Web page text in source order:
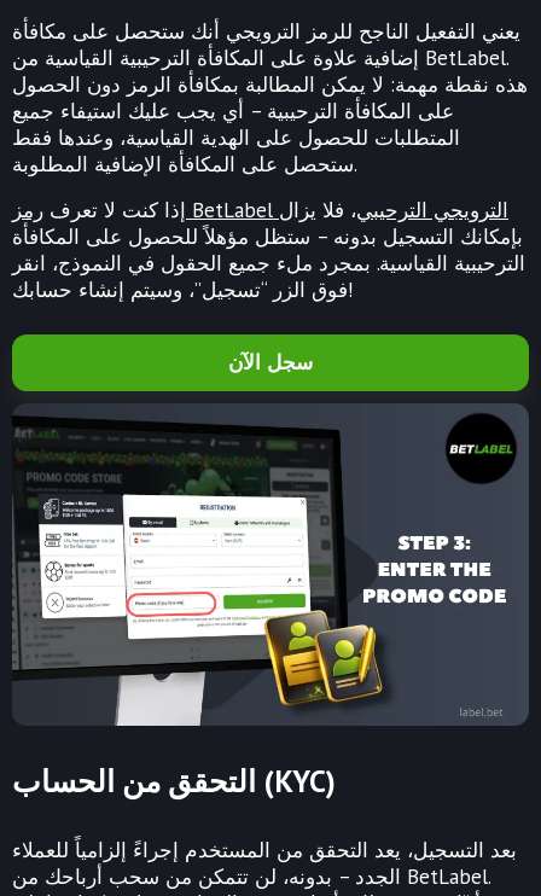
يعني التفعيل الناجح للرمز الترويجي أنك ستحصل على مكافأة
إضافية علاوة على المكافأة الترحيبية القياسية من BetLabel.
هذه نقطة مهمة: لا يمكن المطالبة بمكافأة الرمز دون الحصول
على المكافأة الترحيبية – أي يجب عليك استيفاء جميع
المتطلبات للحصول على الهدية القياسية، وعندها فقط
ستحصل على المكافأة الإضافية المطلوبة.
إذا كنت لا تعرف
رمز BetLabel الترويجي الترحيبي، فلا يزال
بإمكانك التسجيل بدونه – ستظل مؤهلاً للحصول على المكافأة
الترحيبية القياسية. بمجرد ملء جميع الحقول في النموذج، انقر
فوق الزر “تسجيل”، وسيتم إنشاء حسابك!
سجل الآن
التحقق من الحساب (KYC)
بعد التسجيل، يعد التحقق من المستخدم إجراءً إلزامياً للعملاء
الجدد – بدونه، لن تتمكن من سحب أرباحك من BetLabel.